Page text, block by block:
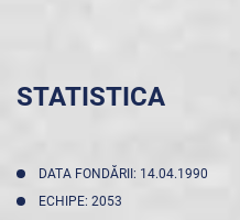
STATISTICA
DATA FONDĂRII: 14.04.1990
ECHIPE: 2053